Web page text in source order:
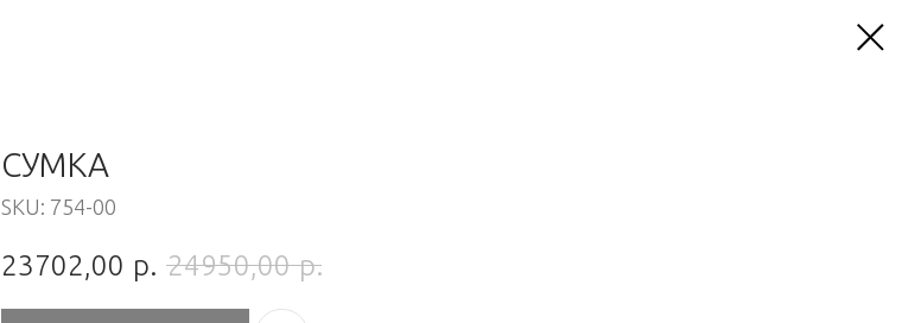
СУМКА
SKU: 754-00
23702,00 р. 24950,00 р.